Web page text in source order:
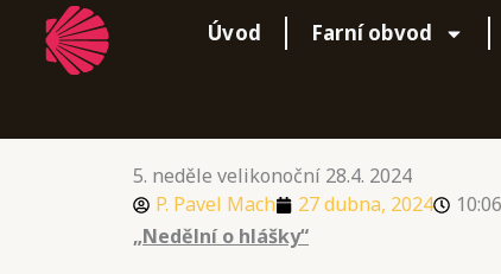
Úvod Farní obvod
5. neděle velikonoční 28.4. 2024
P. Pavel Mach
27 dubna, 2024
„Nedělní o hlášky“